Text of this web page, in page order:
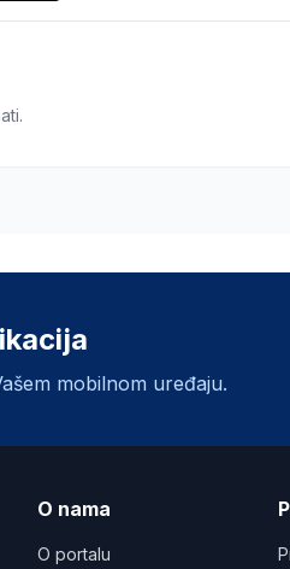
mobilnom uređaju.
O nama
O portalu